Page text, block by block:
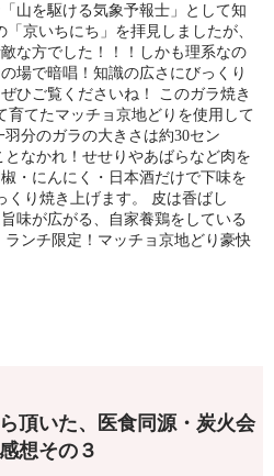
山を駆ける気象予報士」として知
京いちにち」を拝見しましたが、
な方でした！！！しかも理系なの
場で暗唱！知識の広さにびっくり
ひご覧くださいね！ このガラ焼き
育てたマッチョ京地どりを使用して
分のガラの大きさは約30セン
なかれ！せせりやあばらなど肉を
・にんにく・日本酒だけで下味を
くり焼き上げます。 皮は香ばし
味が広がる、自家養鶏をしている
ンチ限定！マッチョ京地どり豪快
頂いた、医食同源・炭火会
想その３